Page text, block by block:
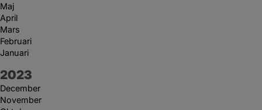
Maj
April
Mars
Februari
Januari
År:
2023
December
November